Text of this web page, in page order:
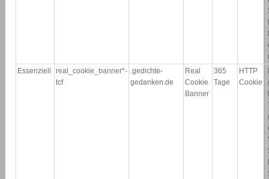
Essenziell
real_cookie_banner*-
tcf
.gedichte-
gedanken.de
Real
Cookie
Banner
365
Tage
HTTP
Cookie